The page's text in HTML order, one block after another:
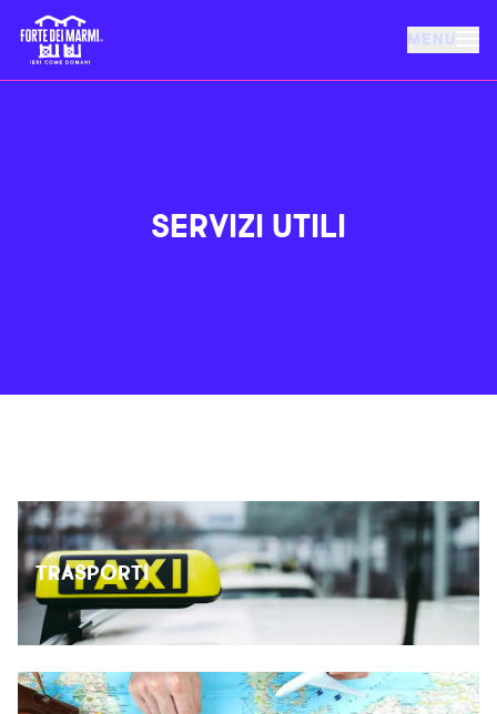
MENU
COSA FARE
ISPIRAZIONI
WEBCAM
CONTATTI
SERVIZI UTILI
TRASPORTI